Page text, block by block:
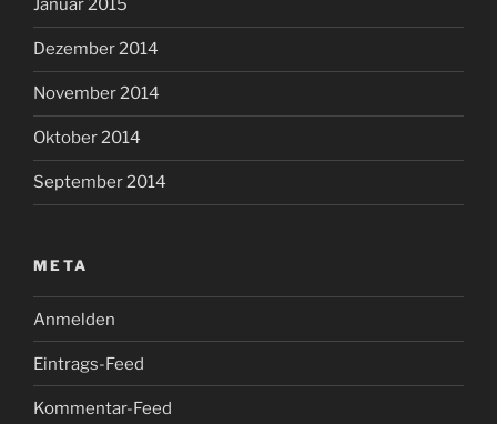
Januar 2015
Dezember 2014
November 2014
Oktober 2014
September 2014
META
Anmelden
Eintrags-Feed
Kommentar-Feed